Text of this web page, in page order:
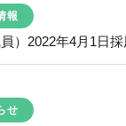
報
）2022年4月1日採
せ